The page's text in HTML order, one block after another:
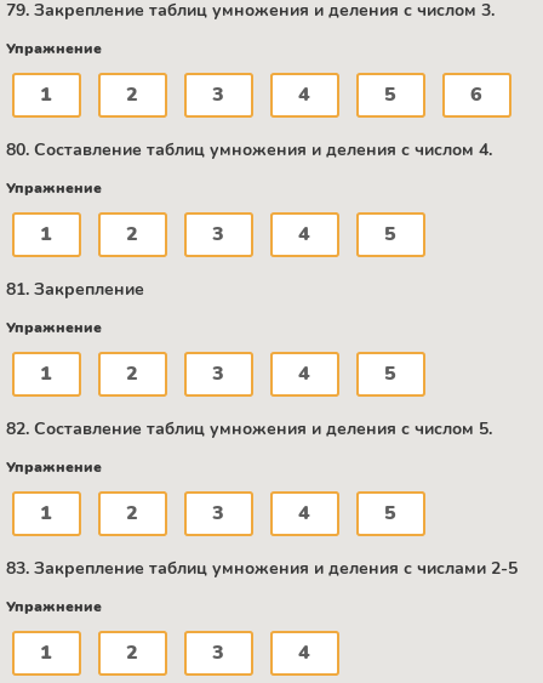
79. Закрепление таблиц умножения и деления с числом 3.
Упражнение
1 2 3 4 5 6
80. Составление таблиц умножения и деления с числом 4.
Упражнение
1 2 3 4 5
81. Закрепление
Упражнение
1 2 3 4 5
82. Составление таблиц умножения и деления с числом 5.
Упражнение
1 2 3 4 5
83. Закрепление таблиц умножения и деления с числами 2-5
Упражнение
1 2 3 4